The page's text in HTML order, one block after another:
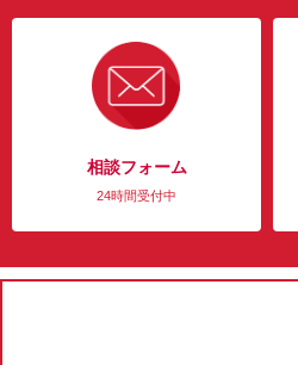
相談フォーム
24時間受付中